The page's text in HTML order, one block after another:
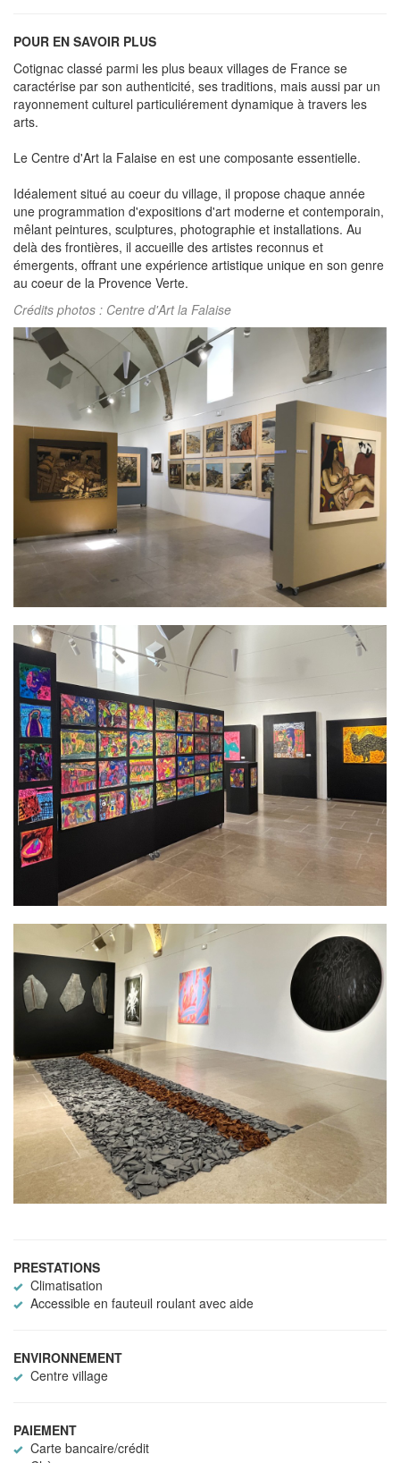
POUR EN SAVOIR PLUS
Cotignac classé parmi les plus beaux villages de France se
caractérise par son authenticité, ses traditions, mais aussi par un
rayonnement culturel particuliérement dynamique à travers les
arts.
Le Centre d'Art la Falaise en est une composante essentielle.
Idéalement situé au coeur du village, il propose chaque année
une programmation d'expositions d'art moderne et contemporain,
mêlant peintures, sculptures, photographie et installations. Au
delà des frontières, il accueille des artistes reconnus et
émergents, offrant une expérience artistique unique en son genre
au coeur de la Provence Verte.
Crédits photos : Centre d'Art la Falaise
PRESTATIONS
Climatisation
Accessible en fauteuil roulant avec aide
ENVIRONNEMENT
Centre village
PAIEMENT
Carte bancaire/crédit